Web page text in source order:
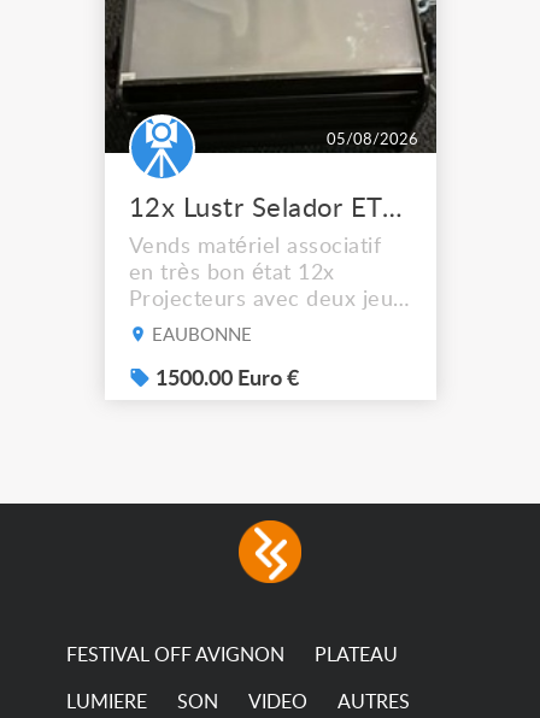
05/08/2026
12x Lustr Selador ETC Led 7x colors filtres
Vends matériel associatif
en très bon état 12x
Projecteurs avec deux jeux
de filtre filtre Lustr Selador
system – seven colour
LEDs providing the
consumption The
permanence of a 50,000-
EAUBONNE
1500.00 Euro €
FESTIVAL OFF AVIGNON PLATEAU
LUMIERE SON VIDEO AUTRES